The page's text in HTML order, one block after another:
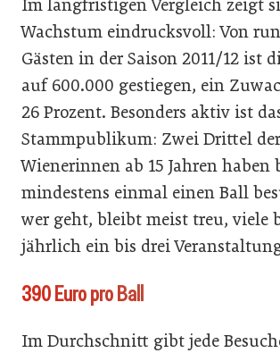
Im langfristigen Vergleich zeigt
Wachstum eindrucksvoll: Von
Gästen in der Saison 2011/12 ist
auf 600.000 gestiegen, ein
26 Prozent. Besonders aktiv ist
Stammpublikum: Zwei Drittel der
Wienerinnen ab 15 Jahren haben
mindestens einmal einen Ball
wer geht, bleibt meist treu, viele
jährlich ein bis drei
390 Euro pro Ball
Im Durchschnitt gibt jede